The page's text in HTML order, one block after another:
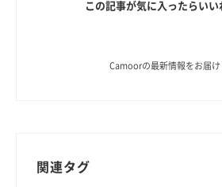
この記事が気に入ったらいい
Camoorの最新情報をお届け
関連タグ